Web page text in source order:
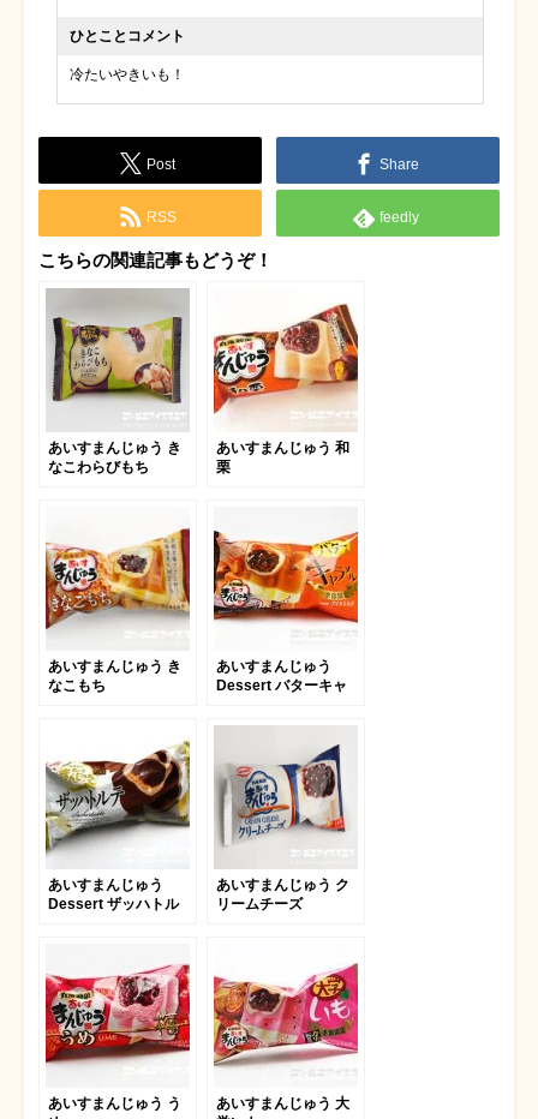
ひとことコメント
冷たいやきいも！
Post Share
RSS feedly
こちらの関連記事もどうぞ！
あいすまんじゅう き
なこわらびもち
あいすまんじゅう 和
栗
あいすまんじゅう き
なこもち
あいすまんじゅう
Dessert バターキャ
あいすまんじゅう
Dessert ザッハトル
あいすまんじゅう ク
リームチーズ
あいすまんじゅう う
あいすまんじゅう 大